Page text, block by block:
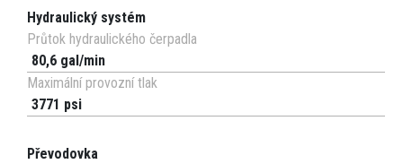
Hydraulický systém
Průtok hydraulického čerpadla
80,6 gal/min
Maximální provozní tlak
3771 psi
Převodovka